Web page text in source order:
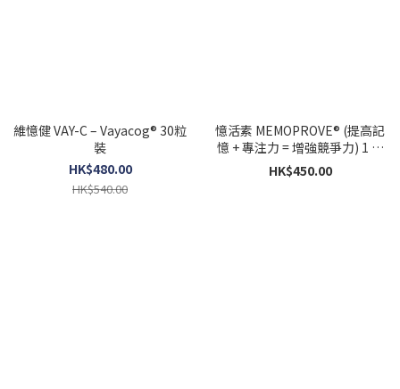
維憶健 VAY-C – Vayacog® 30粒
裝
HK$480.00
HK$540.00
憶活素 MEMOPROVE® (提高記
憶 + 專注力 = 增強競爭力) 1 盒
30 粒
HK$450.00